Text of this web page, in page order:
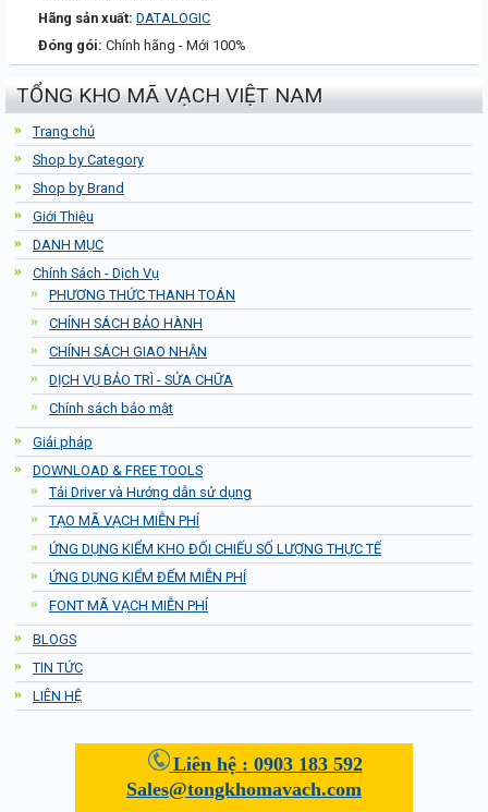
Hãng sản xuất: DATALOGIC
Đóng gói: Chính hãng - Mới 100%
TỔNG KHO MÃ VẠCH VIỆT NAM
Trang chủ
Shop by Category
Shop by Brand
Giới Thiệu
DANH MỤC
Chính Sách - Dịch Vụ
PHƯƠNG THỨC THANH TOÁN
CHÍNH SÁCH BẢO HÀNH
CHÍNH SÁCH GIAO NHẬN
DỊCH VỤ BẢO TRÌ - SỬA CHỮA
Chính sách bảo mật
Giải pháp
DOWNLOAD & FREE TOOLS
Tải Driver và Hướng dẫn sử dụng
TẠO MÃ VẠCH MIỄN PHÍ
ỨNG DỤNG KIỂM KHO ĐỐI CHIẾU SỐ LƯỢNG THỰC TẾ
ỨNG DỤNG KIỂM ĐẾM MIỄN PHÍ
FONT MÃ VẠCH MIỄN PHÍ
BLOGS
TIN TỨC
LIÊN HỆ
Liên hệ : 0903 183 592
Sales@tongkhomavach.com